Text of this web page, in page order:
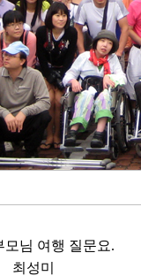
모님 여행 질문요.
최성미